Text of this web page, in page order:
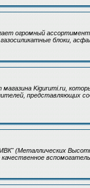
огромный
блоки,
Kigurumi.ru,
представляющих
(Металлических